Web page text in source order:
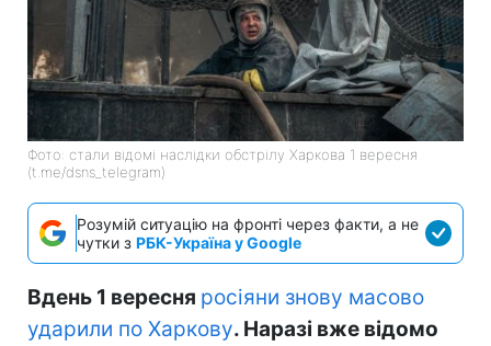
Фото: стали відомі наслідки обстрілу Харкова 1 вересня
(t.me/dsns_telegram)
Розумій ситуацію на фронті через факти, а не
чутки з РБК-Україна у Google
Вдень 1 вересня росіяни знову масово
ударили по Харкову. Наразі вже відомо